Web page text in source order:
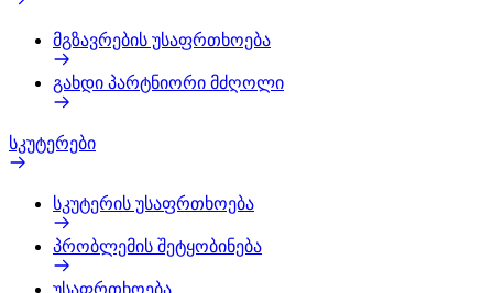
მგზავრების უსაფრთხოება
გახდი პარტნიორი მძღოლი
სკუტერები
სკუტერის უსაფრთხოება
პრობლემის შეტყობინება
უსაფრთხოება